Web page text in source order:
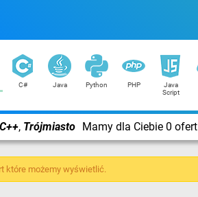
C# Java Python PHP
Java
Script
, Trójmiasto Mamy dla Ciebie 0 ofert
które możemy wyświetlić.